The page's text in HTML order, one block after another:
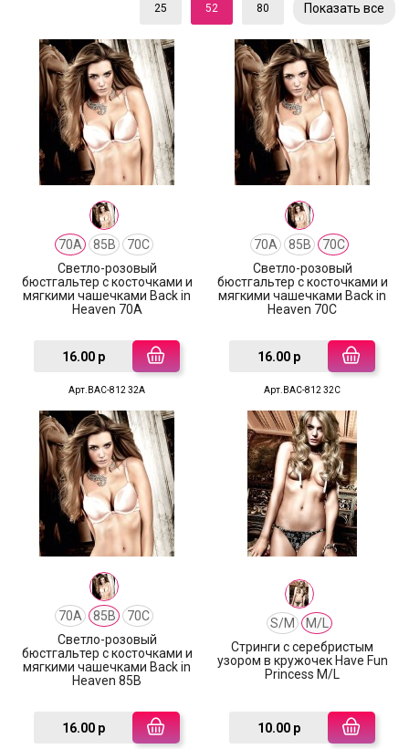
25 52 80 Показать все
70A 85B
70C
Cветло-розовый
бюстгальтер с косточками и
мягкими чашечками Back in
Heaven 70A
16.00 р
Арт.BAC-812 32A
70A 85B
70C
Cветло-розовый
бюстгальтер с косточками и
мягкими чашечками Back in
Heaven 70C
16.00 р
Арт.BAC-812 32C
70A 85B
70C
Cветло-розовый
бюстгальтер с косточками и
мягкими чашечками Back in
Heaven 85B
16.00 р
S/M
M/L
Cтринги с серебристым
узором в кружочек Have Fun
Princess M/L
10.00 р